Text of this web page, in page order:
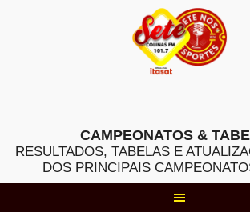
CAMPEONATOS &
RESULTADOS, TABELAS E
DOS PRINCIPAIS